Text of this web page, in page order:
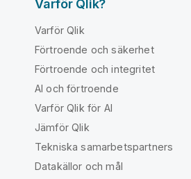
Varför Qlik?
Varför Qlik
Förtroende och säkerhet
Förtroende och integritet
AI och förtroende
Varför Qlik för AI
Jämför Qlik
Tekniska samarbetspartners
Datakällor och mål